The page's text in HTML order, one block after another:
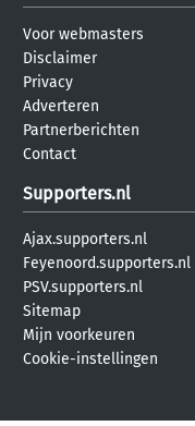
Voor webmasters
Disclaimer
Privacy
Adverteren
Partnerberichten
Contact
Supporters.nl
Ajax.supporters.nl
Feyenoord.supporters.nl
PSV.supporters.nl
Sitemap
Mijn voorkeuren
Cookie-instellingen